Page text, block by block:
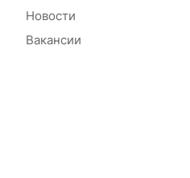
Новости
Вакансии